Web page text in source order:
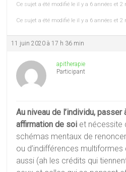
Ce sujet a été modifié le il y a 6 années et 2
Ce sujet a été modifié le il y a 6 années et 2
11 juin 2020 à 17 h 36 min
apitherapie
Participant
Au niveau de l’individu, passer
affirmation de soi et nécessite
schémas mentaux de
ou d’indifférences multiformes
aussi (ah les crédits qui